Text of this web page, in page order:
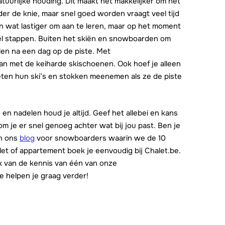
de knie, maar snel goed worden vraagt veel tijd
lastiger om aan te leren, maar op het moment
stappen. Buiten het skiën en snowboarden om
na een dag op de piste. Met
met de keiharde skischoenen. Ook hoef je alleen
hun ski’s en stokken meenemen als ze de piste
nadelen houd je altijd. Geef het allebei en kans
je er snel genoeg achter wat bij jou past. Ben je
ons blog voor snowboarders waarin we de 10
of appartement boek je eenvoudig bij Chalet.be.
de kennis van één van onze
helpen je graag verder!